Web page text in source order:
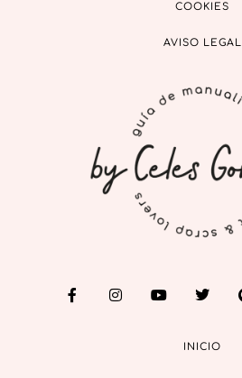
COOKIES
AVISO LEGAL
INICIO